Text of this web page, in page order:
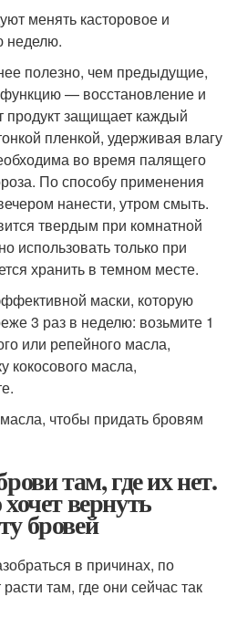
менять касторовое и
неделю.
полезно, чем предыдущие,
— восстановление и
продукт защищает каждый
пленкой, удерживая влагу
во время палящего
По способу применения
нанести, утром смыть.
твердым при комнатной
использовать только при
хранить в темном месте.
маски, которую
3 раз в неделю: возьмите 1
или репейного масла,
кокосового масла,
чтобы придать бровям
там, где их нет.
вернуть
бровей
в причинах, по
там, где они сейчас так